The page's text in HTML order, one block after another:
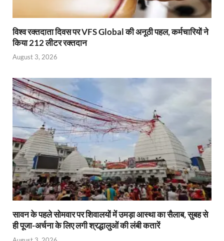
विश्व रक्तदाता दिवस पर VFS Global की अनूठी पहल, कर्मचारियों ने
किया 212 लीटर रक्तदान
August 3, 2026
सावन के पहले सोमवार पर शिवालयों में उमड़ा आस्था का सैलाब, सुबह से
ही पूजा-अर्चना के लिए लगी श्रद्धालुओं की लंबी कतारें